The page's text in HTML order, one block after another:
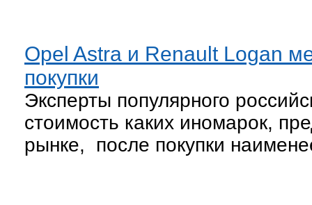
Opel Astra и Renault Logan
покупки
Эксперты популярного
стоимость каких иномарок,
рынке, после покупки